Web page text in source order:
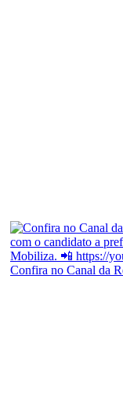
Confira no Canal da